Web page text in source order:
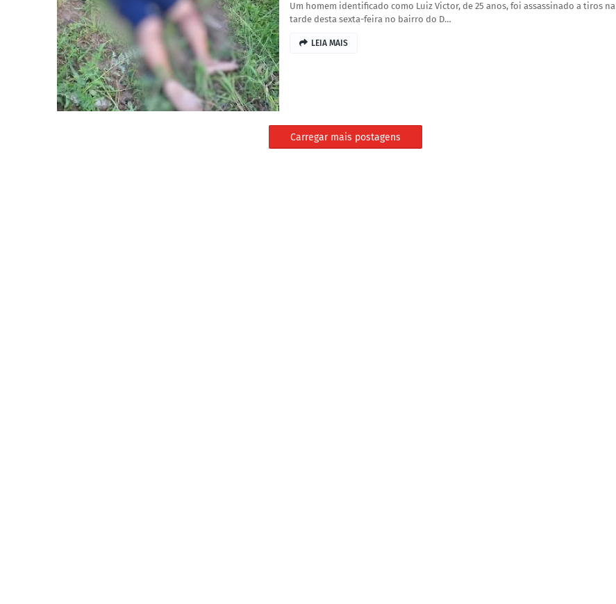
Um homem identificado como Luiz Victor, de 25 anos, foi assassinado a tiros na
tarde desta sexta-feira no bairro do D…
LEIA MAIS
Carregar mais postagens